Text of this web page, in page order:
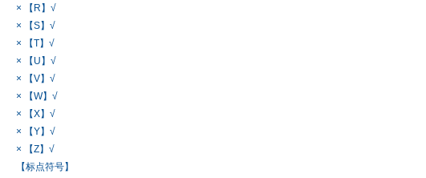
× 【R】√
× 【S】√
× 【T】√
× 【U】√
× 【V】√
× 【W】√
× 【X】√
× 【Y】√
× 【Z】√
【标点符号】